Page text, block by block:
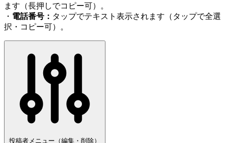
ます（長押しでコピー可）。
・ 電話番号： タップでテキスト表示されます（タップで全選
択・コピー可）。
投稿者メニュー（編集・削除）